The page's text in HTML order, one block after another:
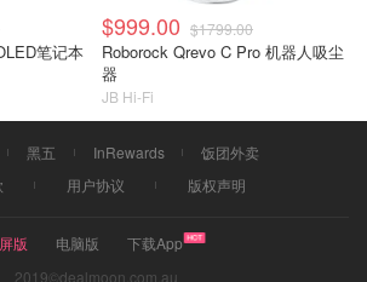
笔记本
$999.00 $1799.00
Roborock Qrevo C Pro 机器人吸尘
器
JB Hi-Fi
黑五 InRewards
饭团外卖
用户协议 版权声明
版 电脑版
下载App
2019©dealmoon.com.au